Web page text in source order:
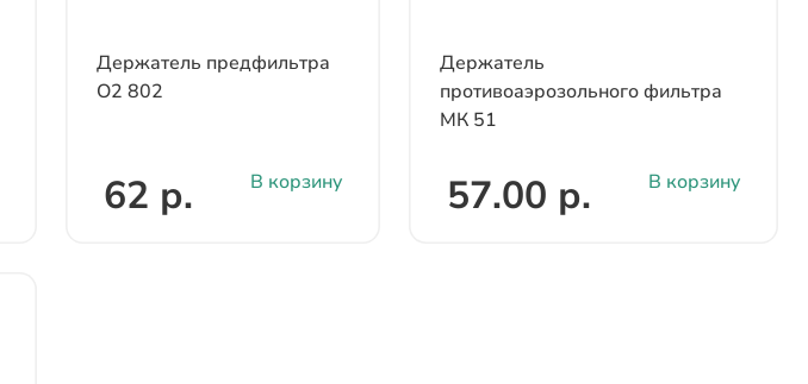
Держатель предфильтра
О2 802
62 р. В корзину
Держатель
противоаэрозольного фильтра
МК 51
57.00 р. В корзину